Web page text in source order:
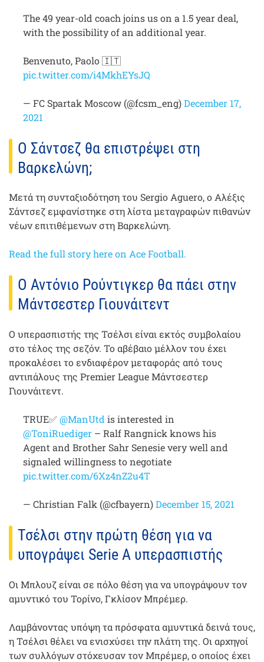
The 49 year-old coach joins us on a 1.5 year deal,
with the possibility of an additional year.
Benvenuto, Paolo 🇮🇹
pic.twitter.com/i4MkhEYsJQ
— FC Spartak Moscow (@fcsm_eng)December 17,
2021
Ο Σάντσεζ θα επιστρέψει στη
Βαρκελώνη;
Μετά τη συνταξιοδότηση του Sergio Aguero, ο Αλέξις
Σάντσεζ εμφανίστηκε στη λίστα μεταγραφών πιθανών
νέων επιτιθέμενων στη Βαρκελώνη.
Read the full story here on Ace Football.
Ο Αντόνιο Ρούντιγκερ θα πάει στην
Μάντσεστερ Γιουνάιτεντ
Ο υπερασπιστής της Τσέλσι είναι εκτός συμβολαίου
στο τέλος της σεζόν. Το αβέβαιο μέλλον του έχει
προκαλέσει το ενδιαφέρον μεταφοράς από τους
αντιπάλους της Premier League Μάντσεστερ
Γιουνάιτεντ.
TRUE✅ @ManUtd is interested in
@ToniRuediger – Ralf Rangnick knows his
Agent and Brother Sahr Senesie very well and
signaled willingness to negotiate
pic.twitter.com/6Xz4nZ2u4T
— Christian Falk (@cfbayern)December 15, 2021
Τσέλσι στην πρώτη θέση για να
υπογράψει Serie A υπερασπιστής
Οι Μπλουζ είναι σε πόλο θέση για να υπογράψουν τον
αμυντικό του Τορίνο, Γκλίσον Μπρέμερ.
Λαμβάνοντας υπόψη τα πρόσφατα αμυντικά δεινά τους,
η Τσέλσι θέλει να ενισχύσει την πλάτη της. Οι αρχηγοί
των συλλόγων στόχευσαν τον Μπρέμερ, ο οποίος έχει